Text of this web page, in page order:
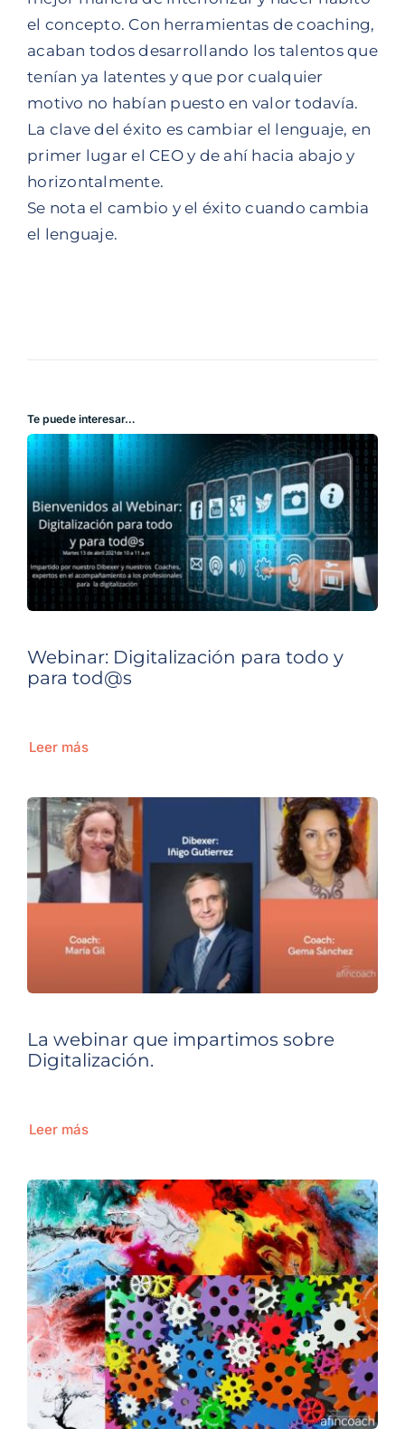
el concepto. Con herramientas de coaching,
acaban todos desarrollando los talentos que
tenían ya latentes y que por cualquier
motivo no habían puesto en valor todavía.
La clave del éxito es cambiar el lenguaje, en
primer lugar el CEO y de ahí hacia abajo y
horizontalmente.
Se nota el cambio y el éxito cuando cambia
el lenguaje.
Te puede interesar…
Webinar: Digitalización para todo y
para tod@s
Leer más
La webinar que impartimos sobre
Digitalización.
Leer más